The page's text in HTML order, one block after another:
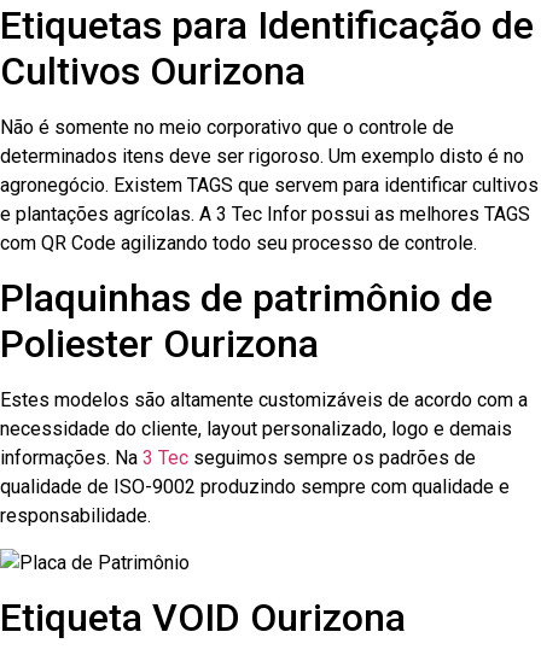
Etiquetas para Identificação de
Cultivos Ourizona
Não é somente no meio corporativo que o controle de
determinados itens deve ser rigoroso. Um exemplo disto é no
agronegócio. Existem TAGS que servem para identificar cultivos
e plantações agrícolas. A 3 Tec Infor possui as melhores TAGS
com QR Code agilizando todo seu processo de controle.
Plaquinhas de patrimônio de
Poliester Ourizona
Estes modelos são altamente customizáveis de acordo com a
necessidade do cliente, layout personalizado, logo e demais
informações. Na 3 Tec seguimos sempre os padrões de
qualidade de ISO-9002 produzindo sempre com qualidade e
responsabilidade.
Etiqueta VOID Ourizona